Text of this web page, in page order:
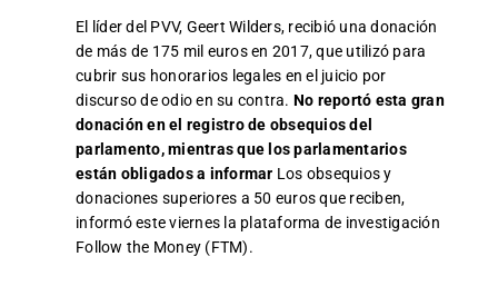
El líder del PVV, Geert Wilders, recibió una donación
de más de 175 mil euros en 2017, que utilizó para
cubrir sus honorarios legales en el juicio por
discurso de odio en su contra. No reportó esta gran
donación en el registro de obsequios del
parlamento, mientras que los parlamentarios
están obligados a informar Los obsequios y
donaciones superiores a 50 euros que reciben,
informó este viernes la plataforma de investigación
Follow the Money (FTM).